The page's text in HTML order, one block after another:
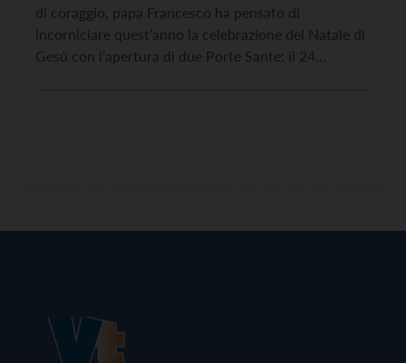
di coraggio, papa Francesco ha pensato di
incorniciare quest’anno la celebrazione del Natale di
Gesù con l’apertura di due Porte Sante: il 24